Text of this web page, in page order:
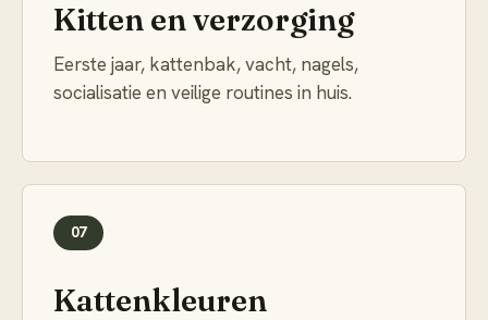
Kitten en verzorging
Eerste jaar, kattenbak, vacht, nagels,
socialisatie en veilige routines in huis.
07
Kattenkleuren